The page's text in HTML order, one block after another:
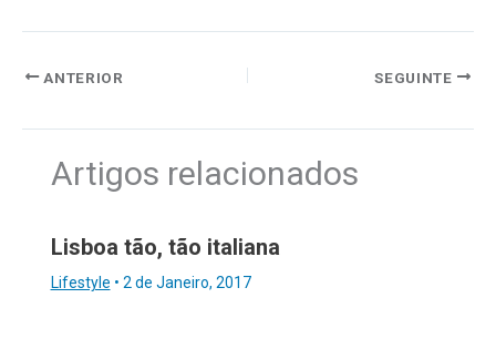
ANTERIOR SEGUINTE
Artigos relacionados
Lisboa tão, tão italiana
Lifestyle • 2 de Janeiro, 2017